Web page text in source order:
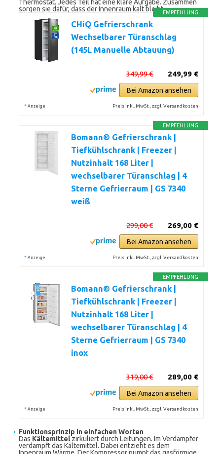
Thermostat. Jedes Teil hat eine klare Aufgabe. Zusammen
sorgen sie dafür, dass der Innenraum kalt bleibt.EMPFEHLUNG
CHiQ Gefrierschrank
Wechselbarer Türanschlag
(145L Manuelle Abtauung)
249,99 €
349,99 €
Bei Amazon ansehen
* Anzeige Preis inkl. MwSt., zzgl. Versandkosten
EMPFEHLUNG
Bomann® Gefrierschrank |
Tiefkühlschrank | Freezer |
Nutzinhalt 168 Liter |
wechselbarer Türanschlag | 4
Sterne Gefrierraum | GS 7340
weiß
269,00 €
299,00 €
Bei Amazon ansehen
* Anzeige Preis inkl. MwSt., zzgl. Versandkosten
EMPFEHLUNG
Bomann® Gefrierschrank |
Tiefkühlschrank | Freezer |
Nutzinhalt 168 Liter |
wechselbarer Türanschlag | 4
Sterne Gefrierraum | GS 7340
inox
289,00 €
319,00 €
Bei Amazon ansehen
* Anzeige Preis inkl. MwSt., zzgl. Versandkosten
Funktionsprinzip in einfachen Worten
Das Kältemittelzirkuliert durch Leitungen. Im Verdampfer
verdampft das Kältemittel. Dabei entzieht es dem